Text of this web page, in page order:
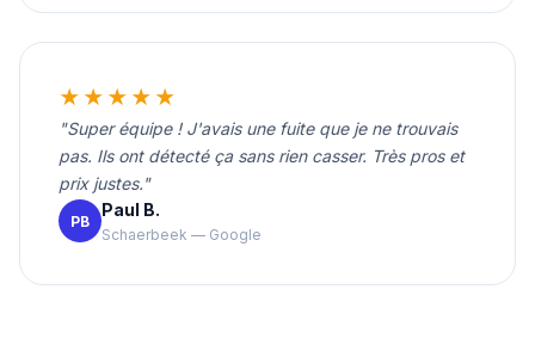
★★★★★
"Super équipe ! J'avais une fuite que je ne trouvais
pas. Ils ont détecté ça sans rien casser. Très pros et
prix justes."
PB
Paul B.
Schaerbeek — Google